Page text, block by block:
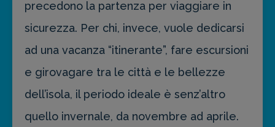
precedono la partenza per viaggiare in
sicurezza. Per chi, invece, vuole dedicarsi
ad una vacanza “itinerante”, fare escursioni
e girovagare tra le città e le bellezze
dell’isola, il periodo ideale è senz’altro
quello invernale, da novembre ad aprile.